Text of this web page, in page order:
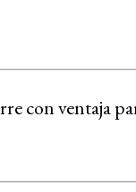
con ventaja